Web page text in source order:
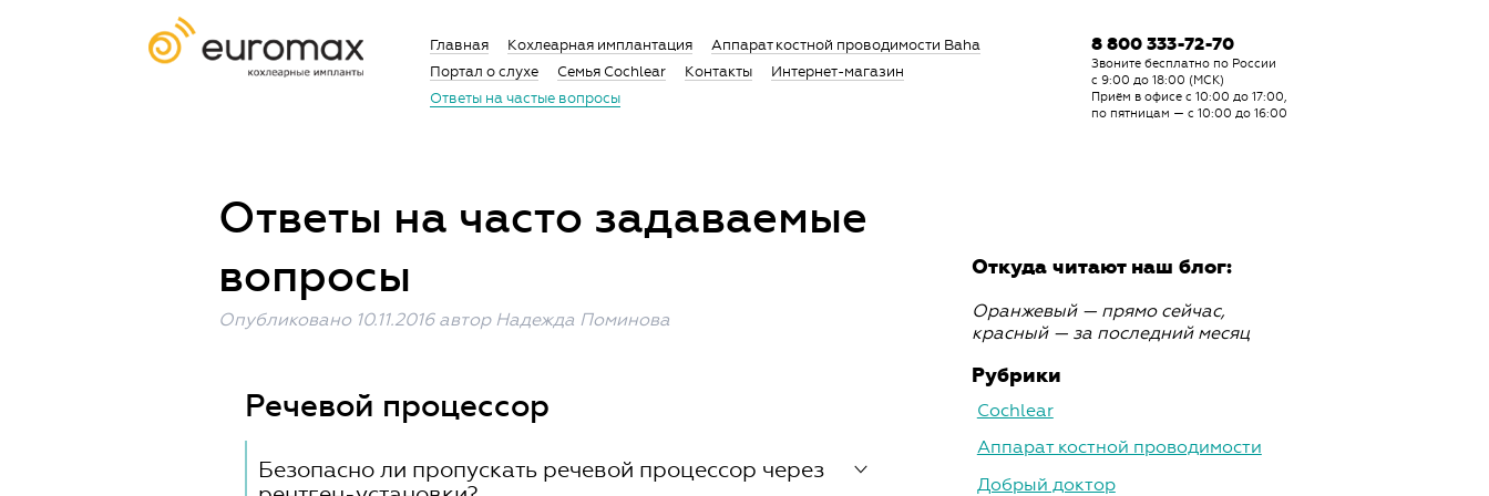
Главная Кохлеарная имплантация
Аппарат костной проводимости Baha
Портал о слухе
Семья Cochlear Контакты
Интернет-магазин
Ответы на частые вопросы
8 800 333-72-70
Звоните бесплатно по России
с 9:00 до 18:00 (МСК)
Приём в офисе с 10:00 до 17:00,
по пятницам — с 10:00 до 16:00
Ответы на часто задаваемые
вопросы
Опубликовано 10.11.2016автор Надежда Поминова
Речевой процессор
Безопасно ли пропускать речевой процессор через
Откуда читают наш блог:
Оранжевый — прямо сейчас,
красный — за последний месяц
Рубрики
Cochlear
Аппарат костной проводимости
Добрый доктор